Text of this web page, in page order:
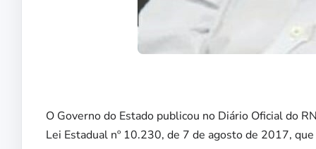
O Governo do Estado publicou no Diário Oficial do
Lei Estadual nº 10.230, de 7 de agosto de 2017,